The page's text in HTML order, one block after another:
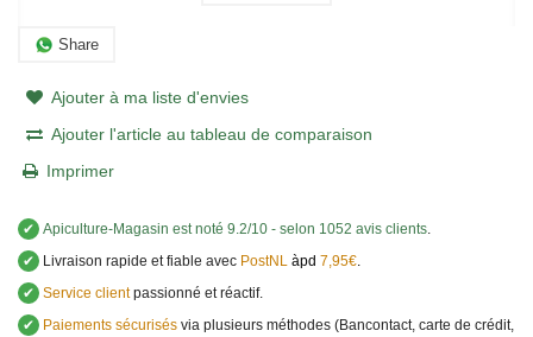
Share
Ajouter à ma liste d'envies
Ajouter l'article au tableau de comparaison
Imprimer
✔ Apiculture-Magasin est noté 9.2/10 - selon 1052 avis clients.
✔
Livraison rapide et fiable avec PostNL àpd 7,95€.
✔ Service clientpassionné et réactif.
✔
Paiements sécurisés via plusieurs méthodes (Bancontact, carte de crédit,